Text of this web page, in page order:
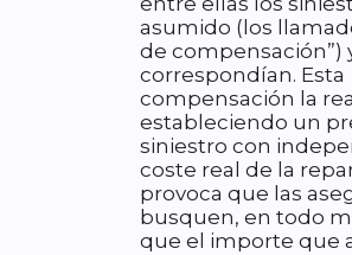
asumido (los
de compensación”)
correspondían. Esta
compensación la
estableciendo un
siniestro con
coste real de la
provoca que las
busquen, en todo
que el importe que